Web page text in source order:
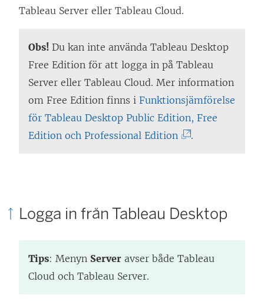
Tableau Server eller Tableau Cloud.
Obs! Du kan inte använda Tableau Desktop
Free Edition för att logga in på Tableau
Server eller Tableau Cloud. Mer information
om Free Edition finns i Funktionsjämförelse
för Tableau Desktop Public Edition, Free
Edition och Professional Edition
ö
.
Logga in från Tableau Desktop
Tips: Menyn Server avser både Tableau
Cloud och Tableau Server.